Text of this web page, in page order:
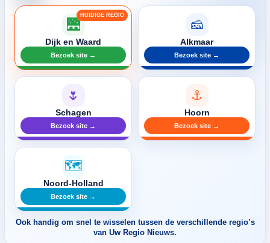
🌉
Dijk en Waard
Bezoek site →
🧀
Alkmaar
Bezoek site →
🌷
Schagen
Bezoek site →
⚓
Hoorn
Bezoek site →
🗺️
Noord-Holland
Bezoek site →
Ook handig om snel te wisselen tussen de verschillende regio’s
van Uw Regio Nieuws.